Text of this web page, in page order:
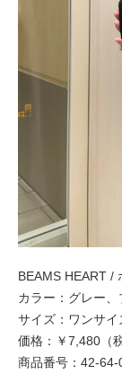
BEAMS HEART /
カラー：グレー、
サイズ：ワンサイ
価格：￥7,480（
商品番号：42-64-